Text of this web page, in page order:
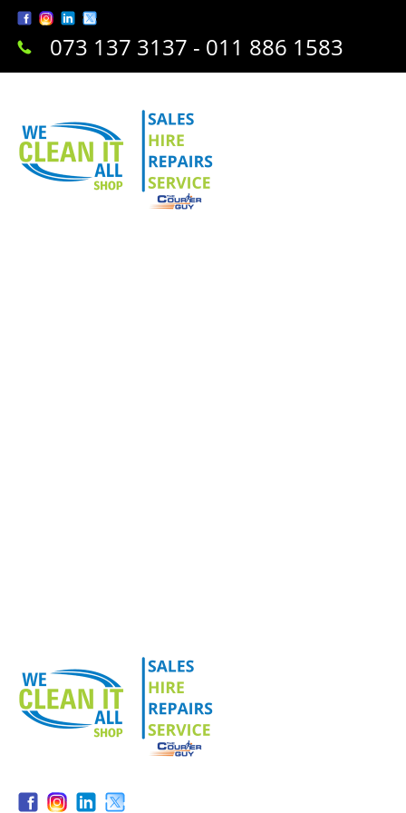
073 137 3137 - 011 886 1583